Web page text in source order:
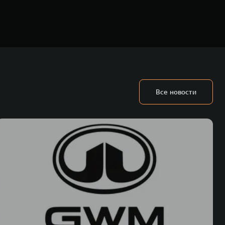
технологиях и экологичном производстве. Компания была
исследования и разработки, производство, продажу и
использующих альтернативные источники энергии. Это
бренд SALOON – в совокупности образуют сегмент прогрессивных
В течение шести лет подряд продажи GWM превышают отметку в 1
года Great Wall Motor занимает первое место по объёмам продаж
Германии, Индии, Австрии и Южной Корее. Компания построила
5 предприятий по сборке автомобилей.
Все новости